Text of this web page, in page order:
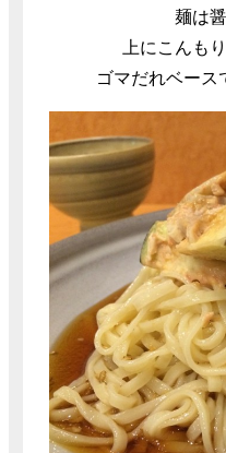
麺は
上にこんも
ゴマだれベース